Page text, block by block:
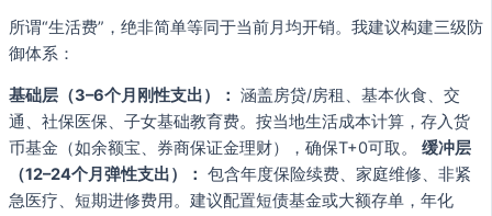
所谓“生活费”，绝非简单等同于当前月均开销。我建议构建三级防
御体系：
基础层（3–6个月刚性支出）： 涵盖房贷/房租、基本伙食、交
通、社保医保、子女基础教育费。按当地生活成本计算，存入货
币基金（如余额宝、券商保证金理财），确保T+0可取。 缓冲层
（12–24个月弹性支出）： 包含年度保险续费、家庭维修、非紧
急医疗、短期进修费用。建议配置短债基金或大额存单，年化